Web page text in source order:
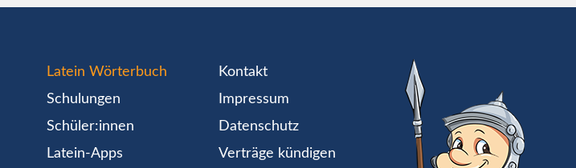
Latein Wörterbuch
Schulungen
Schüler:innen
Latein-Apps
Kontakt
Impressum
Datenschutz
Verträge kündigen